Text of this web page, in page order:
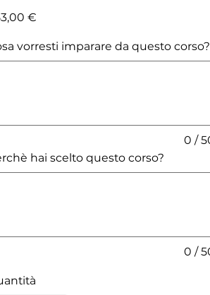
€
vorresti imparare da questo corso?
0 /
hai scelto questo corso?
0 /